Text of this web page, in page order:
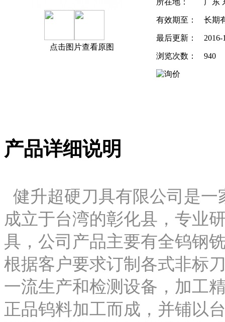
点击图片查看原图
所在地： 广东
有效期至： 长期
最后更新： 2016-
浏览次数： 940
产品详细说明
健升超硬刀具有限公司是一
成立于台湾的彰化县，专业
具，公司产品主要有全钨钢
根据客户要求订制各式非标
一流生产和检测设备，加工
正品钨料加工而成，并铺以